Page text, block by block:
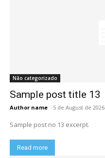
Não categorizado
Sample post title 13
Author name - 5 de August de 2026
Sample post no 13 excerpt.
Read more